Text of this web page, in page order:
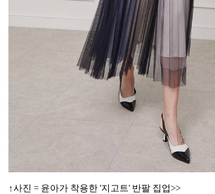
↑사진 = 윤아가 착용한 '지고트' 반팔 집업>>